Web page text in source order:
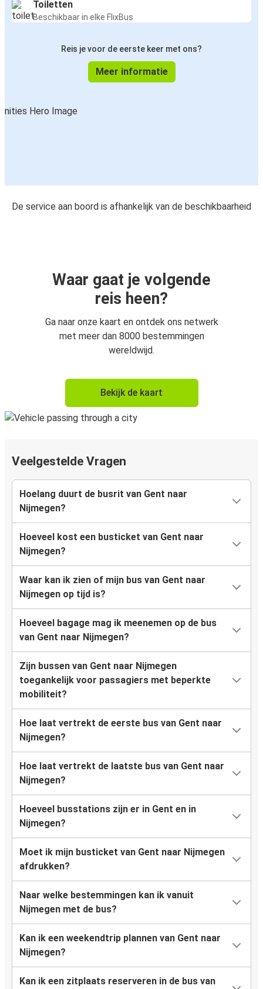
Toiletten
Beschikbaar in elke FlixBus
Reis je voor de eerste keer met ons?
Meer informatie
De service aan boord is afhankelijk van de beschikbaarheid
Waar gaat je volgende
reis heen?
Ga naar onze kaart en ontdek ons netwerk
met meer dan 8000 bestemmingen
wereldwijd.
Bekijk de kaart
Veelgestelde Vragen
Hoelang duurt de busrit van Gent naar
Nijmegen?
Hoeveel kost een busticket van Gent naar
Nijmegen?
Waar kan ik zien of mijn bus van Gent naar
Nijmegen op tijd is?
Hoeveel bagage mag ik meenemen op de bus
van Gent naar Nijmegen?
Zijn bussen van Gent naar Nijmegen
toegankelijk voor passagiers met beperkte
mobiliteit?
Hoe laat vertrekt de eerste bus van Gent naar
Nijmegen?
Hoe laat vertrekt de laatste bus van Gent naar
Nijmegen?
Hoeveel busstations zijn er in Gent en in
Nijmegen?
Moet ik mijn busticket van Gent naar Nijmegen
afdrukken?
Naar welke bestemmingen kan ik vanuit
Nijmegen met de bus?
Kan ik een weekendtrip plannen van Gent naar
Nijmegen?
Kan ik een zitplaats reserveren in de bus van